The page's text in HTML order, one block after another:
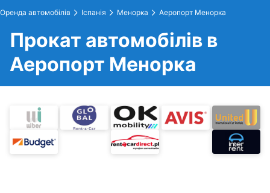
Оренда автомобілів Іспанія Менорка Аеропорт Менорка
Прокат автомобілів в
Аеропорт Менорка